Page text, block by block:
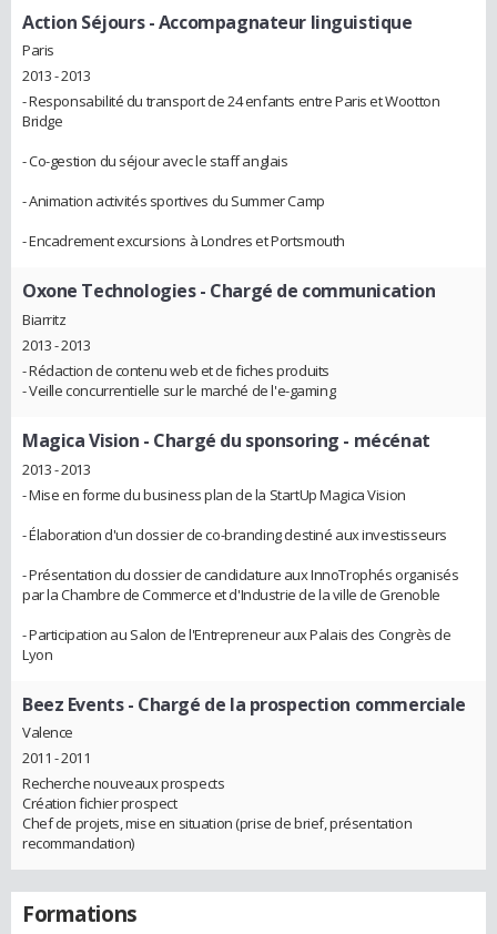
Action Séjours- Accompagnateur linguistique
Paris
2013 - 2013
- Responsabilité du transport de 24 enfants entre Paris et Wootton
Bridge
- Co-gestion du séjour avec le staff anglais
- Animation activités sportives du Summer Camp
- Encadrement excursions à Londres et Portsmouth
Oxone Technologies- Chargé de communication
Biarritz
2013 - 2013
- Rédaction de contenu web et de fiches produits
- Veille concurrentielle sur le marché de l'e-gaming
Magica Vision - Chargé du sponsoring - mécénat
2013 - 2013
- Mise en forme du business plan de la StartUp Magica Vision
- Élaboration d'un dossier de co-branding destiné aux investisseurs
- Présentation du dossier de candidature aux InnoTrophés organisés
par la Chambre de Commerce et d'Industrie de la ville de Grenoble
- Participation au Salon de l'Entrepreneur aux Palais des Congrès de
Lyon
Beez Events- Chargé de la prospection commerciale
Valence
2011 - 2011
Recherche nouveaux prospects
Création fichier prospect
Chef de projets, mise en situation (prise de brief, présentation
recommandation)
Formations